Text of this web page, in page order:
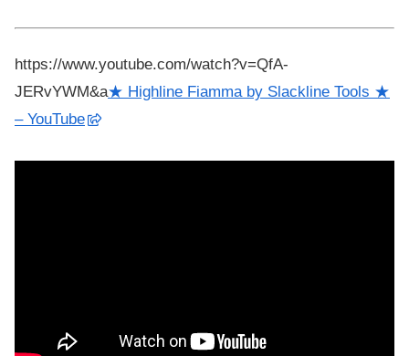
https://www.youtube.com/watch?v=QfA-
JERvYWM&a★ Highline Fiamma by Slackline Tools ★
– YouTube